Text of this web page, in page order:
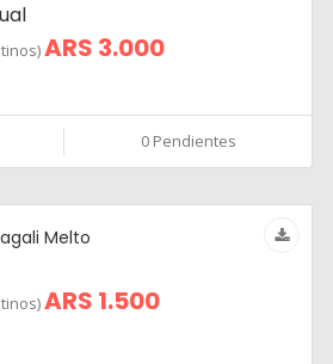
ARS 3.000
0 Pendientes
Melto
ARS 1.500